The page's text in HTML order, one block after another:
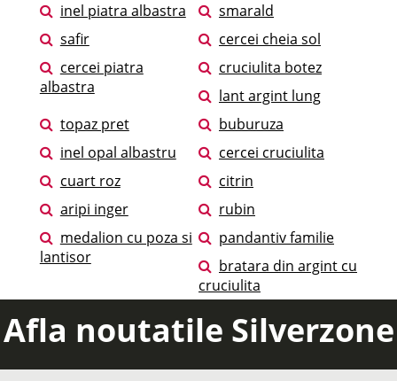
inel piatra albastra
smarald
safir
cercei cheia sol
cercei piatra
albastra
cruciulita botez
lant argint lung
topaz pret
buburuza
inel opal albastru
cercei cruciulita
cuart roz
citrin
aripi inger
rubin
medalion cu poza si
lantisor
pandantiv familie
bratara din argint cu
cruciulita
Afla noutatile Silverzone